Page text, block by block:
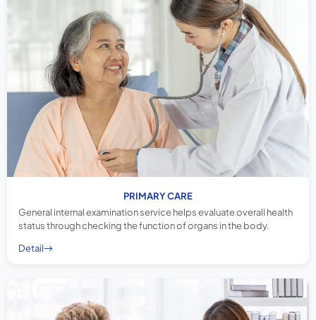
PRIMARY CARE
General internal examination service helps evaluate overall health
status through checking the function of organs in the body.
Detail